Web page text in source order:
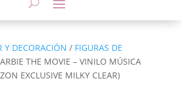
Y DECORACIÓN / FIGURAS DE
THE MOVIE – VINILO MÚSICA
EXCLUSIVE MILKY CLEAR)